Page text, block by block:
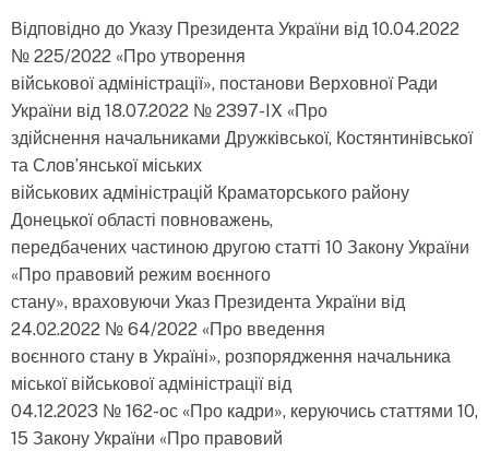
Відповідно до Указу Президента України від 10.04.2022
№ 225/2022 «Про утворення
військової адміністрації», постанови Верховної Ради
України від 18.07.2022 № 2397-IX «Про
здійснення начальниками Дружківської, Костянтинівської
та Слов’янської міських
військових адміністрацій Краматорського району
Донецької області повноважень,
передбачених частиною другою статті 10 Закону України
«Про правовий режим воєнного
стану», враховуючи Указ Президента України від
24.02.2022 № 64/2022 «Про введення
воєнного стану в Україні», розпорядження начальника
міської військової адміністрації від
04.12.2023 № 162-ос «Про кадри», керуючись статтями 10,
15 Закону України «Про правовий